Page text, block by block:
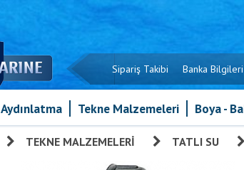
Sipariş Takibi Banka Bilgileri
Aydınlatma Tekne Malzemeleri Boya -
TEKNE MALZEMELERI TATLI SU